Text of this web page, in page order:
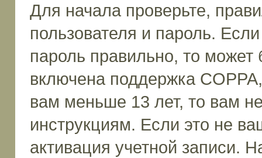
Для начала проверьте,
пользователя и пароль.
пароль правильно, то
включена поддержка
вам меньше 13 лет, то вам
инструкциям. Если это не
активация учетной записи.